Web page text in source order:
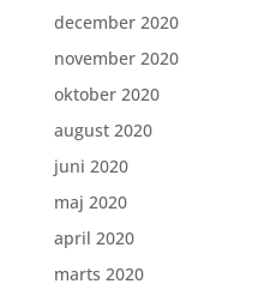
december 2020
november 2020
oktober 2020
august 2020
juni 2020
maj 2020
april 2020
marts 2020